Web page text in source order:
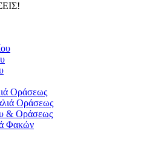
Οράσεως
Οράσεως
& Οράσεως
Φακών